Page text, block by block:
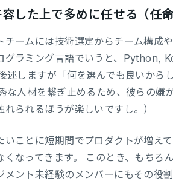
した上で多めに任せる（任命
チームには技術選定からチーム構成
グラミング言語でいうと、Python,
述しますが「何を選んでも良いか
な人材を繋ぎ止めるため、彼らの嫌
られるほうが楽しいですし。）
いことに短期間でプロダクトが増え
くなってきます。 このとき、もち
メント未経験のメンバーにもその役